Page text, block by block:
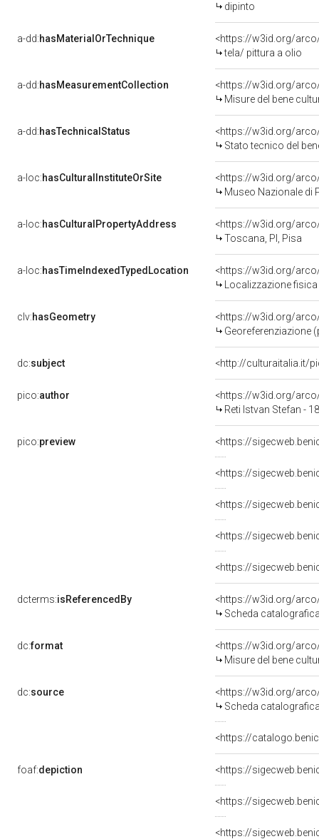
dipinto
a-dd:hasMaterialOrTechnique
<https://w3id.org/
tela/ pittura a olio
a-dd:hasMeasurementCollection
<https://w3id.org/
Misure del bene
a-dd:hasTechnicalStatus
<https://w3id.org/
Stato tecnico del
a-loc:hasCulturalInstituteOrSite
<https://w3id.org/
Museo Nazionale di
a-loc:hasCulturalPropertyAddress
<https://w3id.org/
Toscana, PI, Pisa
a-loc:hasTimeIndexedTypedLocation
<https://w3id.org/
Localizzazione
clv:hasGeometry
<https://w3id.org/
Georeferenziazione
dc:subject <http://culturaitalia.it/
pico:author
<https://w3id.org/
Reti Istvan Stefan -
pico:preview <https://
<https://
<https://
dcterms:isReferencedBy
<https://w3id.org/
Scheda
dc:format
<https://w3id.org/
Misure del bene
dc:source
<https://w3id.org/
Scheda
<https://
foaf:depiction <https://
<https://
<https://